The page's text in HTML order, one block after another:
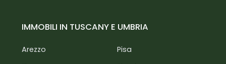
IMMOBILI IN TUSCANY E UMBRIA
Arezzo
Pisa